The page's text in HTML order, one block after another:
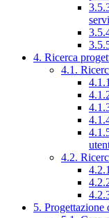
4. Ricerca
4.1.
4.2.
5. Progettazione